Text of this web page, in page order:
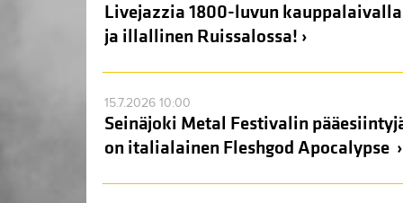
Livejazzia 1800-luvun kauppalaivalla
ja illallinen Ruissalossa! ›
15.7.2026 10:00
Seinäjoki Metal Festivalin
on italialainen Fleshgod Apocalypse ›